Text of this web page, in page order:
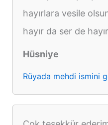
hayırlara vesile
hayır da ser de
Hüsniye
Rüyada mehdi ismini